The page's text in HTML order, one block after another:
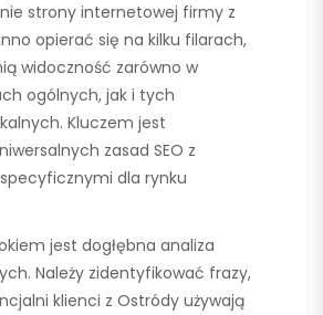
strony internetowej firmy z
opierać się na kilku filarach,
widoczność zarówno w
ogólnych, jak i tych
Kluczem jest
zasad SEO z
dla rynku
jest dogłębna analiza
Należy zidentyfikować frazy,
klienci z Ostródy używają